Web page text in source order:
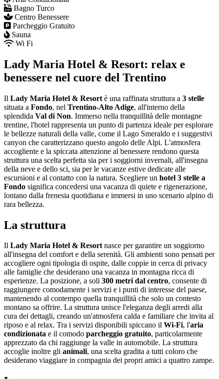
Bagno Turco
Centro Benessere
Parcheggio Gratuito
Sauna
Wi Fi
Lady Maria Hotel & Resort: relax e
benessere nel cuore del Trentino
Il Lady Maria Hotel & Resort è una raffinata struttura a 3 stelle
situata a Fondo, nel Trentino-Alto Adige, all'interno della
splendida Val di Non. Immerso nella tranquillità delle montagne
trentine, l'hotel rappresenta un punto di partenza ideale per esplorare
le bellezze naturali della valle, come il Lago Smeraldo e i suggestivi
canyon che caratterizzano questo angolo delle Alpi. L'atmosfera
accogliente e la spiccata attenzione al benessere rendono questa
struttura una scelta perfetta sia per i soggiorni invernali, all'insegna
della neve e dello sci, sia per le vacanze estive dedicate alle
escursioni e al contatto con la natura. Scegliere un hotel 3 stelle a
Fondo significa concedersi una vacanza di quiete e rigenerazione,
lontano dalla frenesia quotidiana e immersi in uno scenario alpino di
rara bellezza.
La struttura
Il Lady Maria Hotel & Resortnasce per garantire un soggiorno
all'insegna del comfort e della serenità. Gli ambienti sono pensati per
accogliere ogni tipologia di ospite, dalle coppie in cerca di privacy
alle famiglie che desiderano una vacanza in montagna ricca di
esperienze. La posizione, a soli 300 metri dal centro, consente di
raggiungere comodamente i servizi e i punti di interesse del paese,
mantenendo al contempo quella tranquillità che solo un contesto
montano sa offrire. La struttura unisce l'eleganza degli arredi alla
cura dei dettagli, creando un'atmosfera calda e familiare che invita al
riposo e al relax. Tra i servizi disponibili spiccano il Wi-Fi, l'aria
condizionata e il comodo parcheggio gratuito, particolarmente
apprezzato da chi raggiunge la valle in automobile. La struttura
accoglie inoltre gli animali, una scelta gradita a tutti coloro che
desiderano viaggiare in compagnia dei propri amici a quattro zampe.